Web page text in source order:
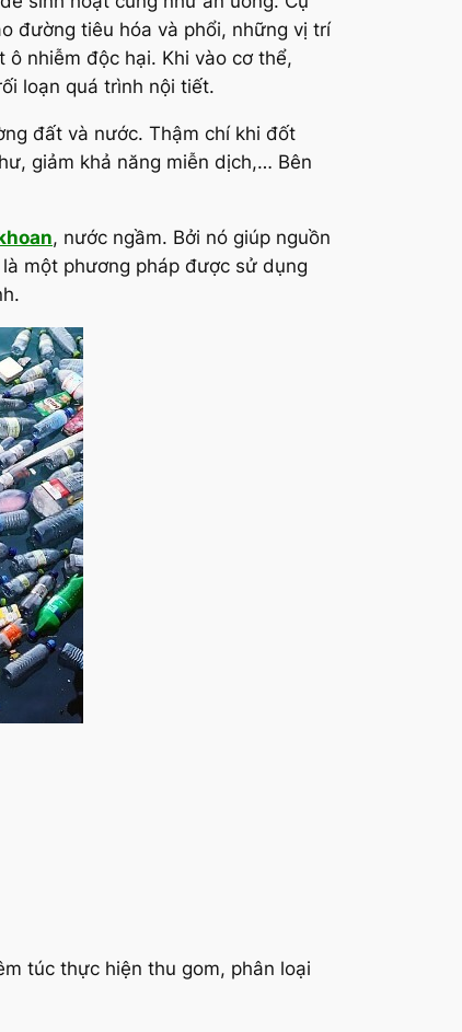
đường tiêu hóa và phổi, những vị trí
ô nhiễm độc hại. Khi vào cơ thể,
loạn quá trình nội tiết.
đất và nước. Thậm chí khi đốt
giảm khả năng miễn dịch,… Bên
, nước ngầm. Bởi nó giúp nguồn
một phương pháp được sử dụng
túc thực hiện thu gom, phân loại